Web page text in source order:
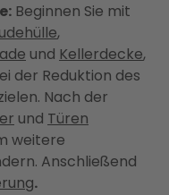
Beginnen Sie mit
,
und Kellerdecke,
der Reduktion des
Nach der
und Türen
weitere
Anschließend
.